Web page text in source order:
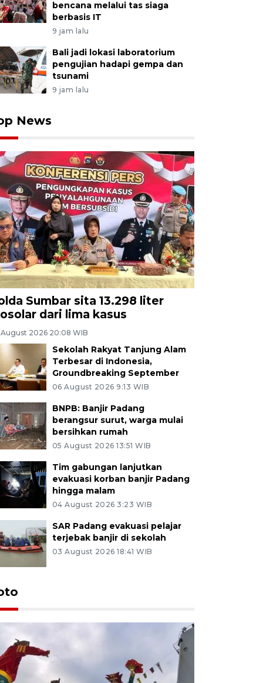
bencana melalui tas siaga
berbasis IT
9 jam lalu
Bali jadi lokasi laboratorium
pengujian hadapi gempa dan
tsunami
9 jam lalu
News
Sumbar sita 13.298 liter
dari lima kasus
2026 20:08 WIB
Sekolah Rakyat Tanjung Alam
Terbesar di Indonesia,
Groundbreaking September
06 August 2026 9:13 WIB
BNPB: Banjir Padang
berangsur surut, warga mulai
bersihkan rumah
05 August 2026 13:51 WIB
Tim gabungan lanjutkan
evakuasi korban banjir Padang
hingga malam
04 August 2026 3:23 WIB
SAR Padang evakuasi pelajar
terjebak banjir di sekolah
03 August 2026 18:41 WIB